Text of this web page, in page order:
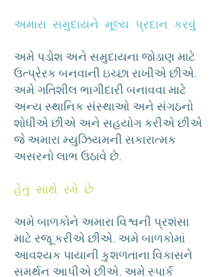
અમારા સમુદાયને મૂલ્ય પ્રદાન કરવું
અમે પડોશ અને સમુદાયના જોડાણ માટે
ઉત્પ્રેરક બનવાની ઇચ્છા રાખીએ છીએ.
અમે ગતિશીલ ભાગીદારી બનાવવા માટે
અન્ય સ્થાનિક સંસ્થાઓ અને સંગઠનો
શોધીએ છીએ અને સહયોગ કરીએ છીએ
જે અમારા મ્યુઝિયમની સકારાત્મક
અસરનો લાભ ઉઠાવે છે.
હેતુ સાથે રમે છે
અમે બાળકોને અમારા વિશ્વની પ્રશંસા
માટે રજૂ કરીએ છીએ. અમે બાળકોમાં
આવશ્યક પાયાની કુશળતાના વિકાસને
સમર્થન આપીએ છીએ. અમે સ્પાર્ક